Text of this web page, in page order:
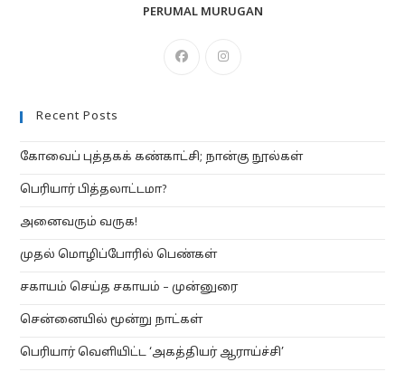
PERUMAL MURUGAN
Opens
Recent Posts
கோவைப் புத்தகக் கண்காட்சி; நான்கு நூல்கள்
பெரியார் பித்தலாட்டமா?
அனைவரும் வருக!
முதல் மொழிப்போரில் பெண்கள்
சகாயம் செய்த சகாயம் – முன்னுரை
சென்னையில் மூன்று நாட்கள்
பெரியார் வெளியிட்ட ‘அகத்தியர் ஆராய்ச்சி’